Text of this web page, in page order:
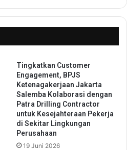
Tingkatkan Customer
Engagement, BPJS
Ketenagakerjaan Jakarta
Salemba Kolaborasi dengan
Patra Drilling Contractor
untuk Kesejahteraan Pekerja
di Sekitar Lingkungan
Perusahaan
19 Juni 2026